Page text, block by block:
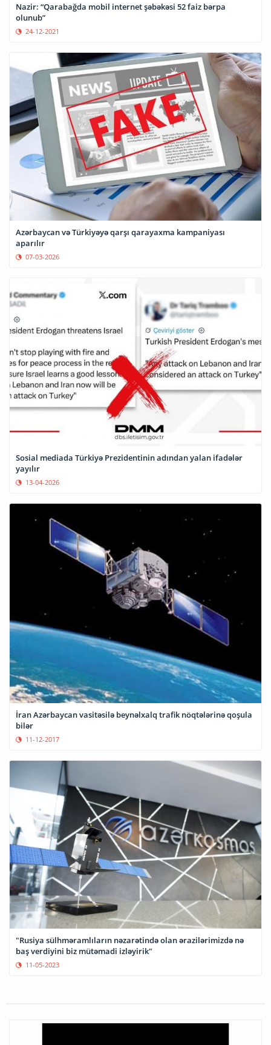
Nazir: “Qarabağda mobil internet şəbəkəsi 52 faiz bərpa
olunub”
24-12-2021
Azərbaycan və Türkiyəyə qarşı qarayaxma kampaniyası
aparılır
07-03-2026
Sosial mediada Türkiyə Prezidentinin adından yalan ifadələr
yayılır
13-04-2026
İran Azərbaycan vasitəsilə beynəlxalq trafik nöqtələrinə qoşula
bilər
11-12-2017
"Rusiya sülhməramlıların nəzarətində olan ərazilərimizdə nə
baş verdiyini biz mütəmadi izləyirik"
11-05-2023